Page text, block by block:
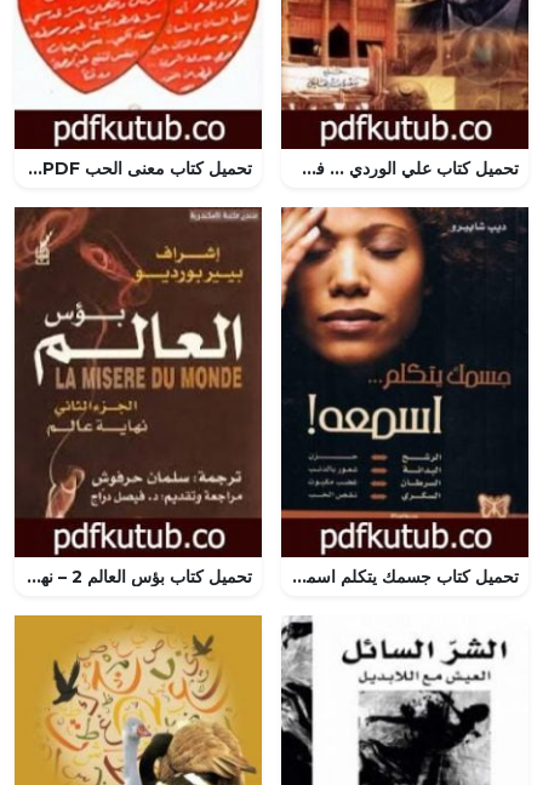
تحميل كتاب علي الوردي … في النفس والمجتمع PDF تأليف علي الوردي مجانا [كامل] تحميل كتاب معنى الحب PDF تأليف عادل صادق مجانا [كامل]
تحميل كتاب جسمك يتكلم اسمعه PDF تأليف ديب شابيرو مجانا [كامل] تحميل كتاب بؤس العالم 2 – نهاية عالم PDF تأليف بيير بورديو مجانا [كامل]